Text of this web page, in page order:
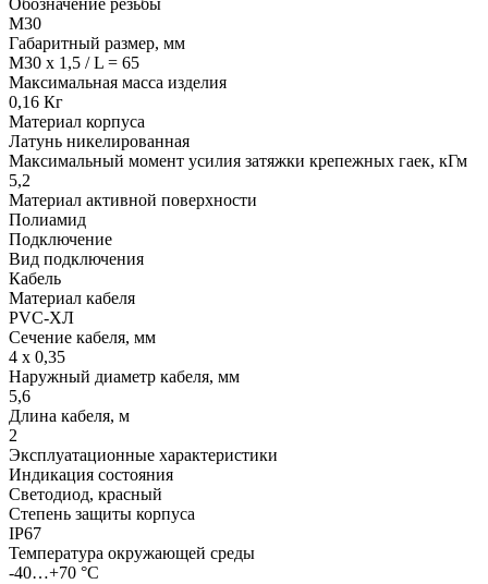
Обозначение резьбы
М30
Габаритный размер, мм
M30 x 1,5 / L = 65
Максимальная масса изделия
0,16 Кг
Материал корпуса
Латунь никелированная
Максимальный момент усилия затяжки крепежных гаек, кГм
5,2
Материал активной поверхности
Полиамид
Подключение
Вид подключения
Кабель
Материал кабеля
PVC-ХЛ
Сечение кабеля, мм
4 х 0,35
Наружный диаметр кабеля, мм
5,6
Длина кабеля, м
2
Эксплуатационные характеристики
Индикация состояния
Светодиод, красный
Степень защиты корпуса
IP67
Температура окружающей среды
-40…+70 °С